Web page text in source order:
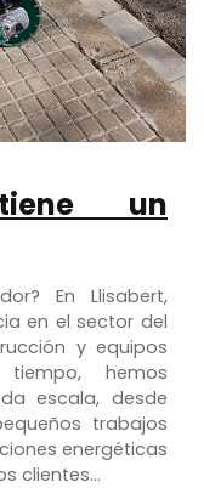
un
En Llisabert,
en el sector del
y equipos
tiempo, hemos
escala, desde
trabajos
energéticas
clientes…